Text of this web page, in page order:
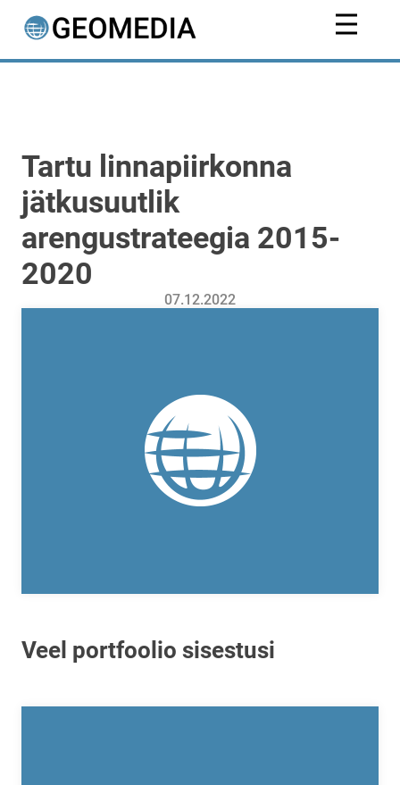
Tartu linnapiirkonna
jätkusuutlik
arengustrateegia 2015-
2020
07.12.2022
Veel portfoolio sisestusi